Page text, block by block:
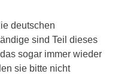
deutschen
sind Teil dieses
sogar immer wieder
sie bitte nicht